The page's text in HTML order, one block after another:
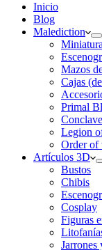
Inicio
Blog
Malediction
Mazos
Cajas
Primal
Legion
Order of
Artículos 3D
Bustos
Chibis
Cosplay
Figuras
Jarrones